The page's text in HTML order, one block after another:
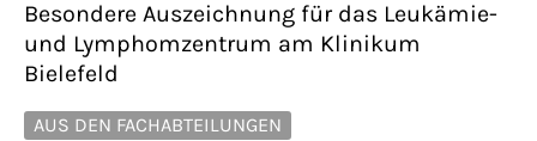
Besondere Auszeichnung für das Leukämie-
und Lymphomzentrum am Klinikum
Bielefeld
AUS DEN FACHABTEILUNGEN